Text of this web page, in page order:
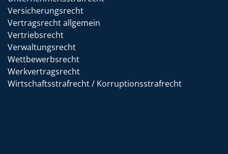
Versicherungsrecht
Vertragsrecht allgemein
Vertriebsrecht
Verwaltungsrecht
Wettbewerbsrecht
Werkvertragsrecht
Wirtschaftsstrafrecht / Korruptionsstrafrecht